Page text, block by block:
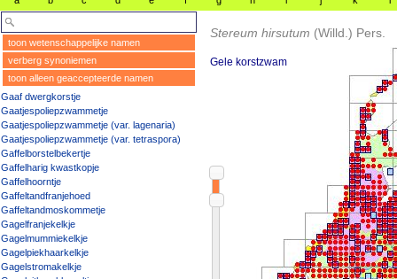
toon wetenschappelijke namen
verberg synoniemen
toon alleen geaccepteerde namen
Gaaf dwergkorstje
Gaatjespoliepzwammetje
Gaatjespoliepzwammetje (var. lagenaria)
Gaatjespoliepzwammetje (var. tetraspora)
Gaffelborstelbekertje
Gaffelharig kwastkopje
Gaffelhoorntje
Gaffeltandfranjehoed
Gaffeltandmoskommetje
Gagelfranjekelkje
Gagelmummiekelkje
Gagelpiekhaarkelkje
Gagelstromakelkje
Stereum hirsutum (Willd.) Pers.
Gele korstzwam